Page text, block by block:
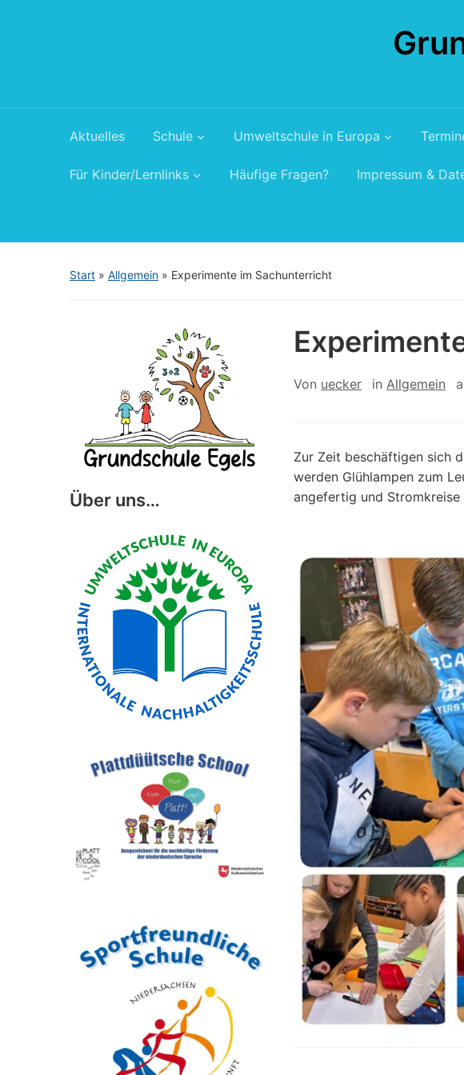
Aktuelles Schule Umweltschule in Europa
Für Kinder/Lernlinks Häufige Fragen? Impressum &
Start » Allgemein » Experimente im Sachunterricht
Über uns…
Von uecker in Allgemein
Zur Zeit beschäftigen sich
werden Glühlampen zum
angefertig und Stromkreise